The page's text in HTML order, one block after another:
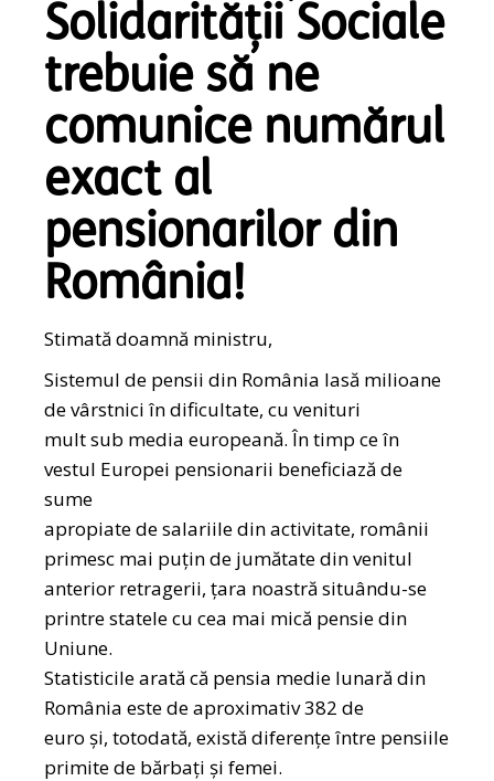
Solidarității Sociale
trebuie să ne
comunice numărul
exact al
pensionarilor din
România!
Stimată doamnă ministru,
Sistemul de pensii din România lasă milioane
de vârstnici în dificultate, cu venituri
mult sub media europeană. În timp ce în
vestul Europei pensionarii beneficiază de
sume
apropiate de salariile din activitate, românii
primesc mai puțin de jumătate din venitul
anterior retragerii, țara noastră situându-se
printre statele cu cea mai mică pensie din
Uniune.
Statisticile arată că pensia medie lunară din
România este de aproximativ 382 de
euro și, totodată, există diferențe între pensiile
primite de bărbați și femei.